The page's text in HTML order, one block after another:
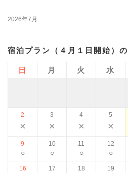
2026年7月
宿泊プラン（４月１日開始）
日 月 火 水
2
×
3
×
4
×
5
×
9
○
10
○
11
○
12
○
16 17 18 19